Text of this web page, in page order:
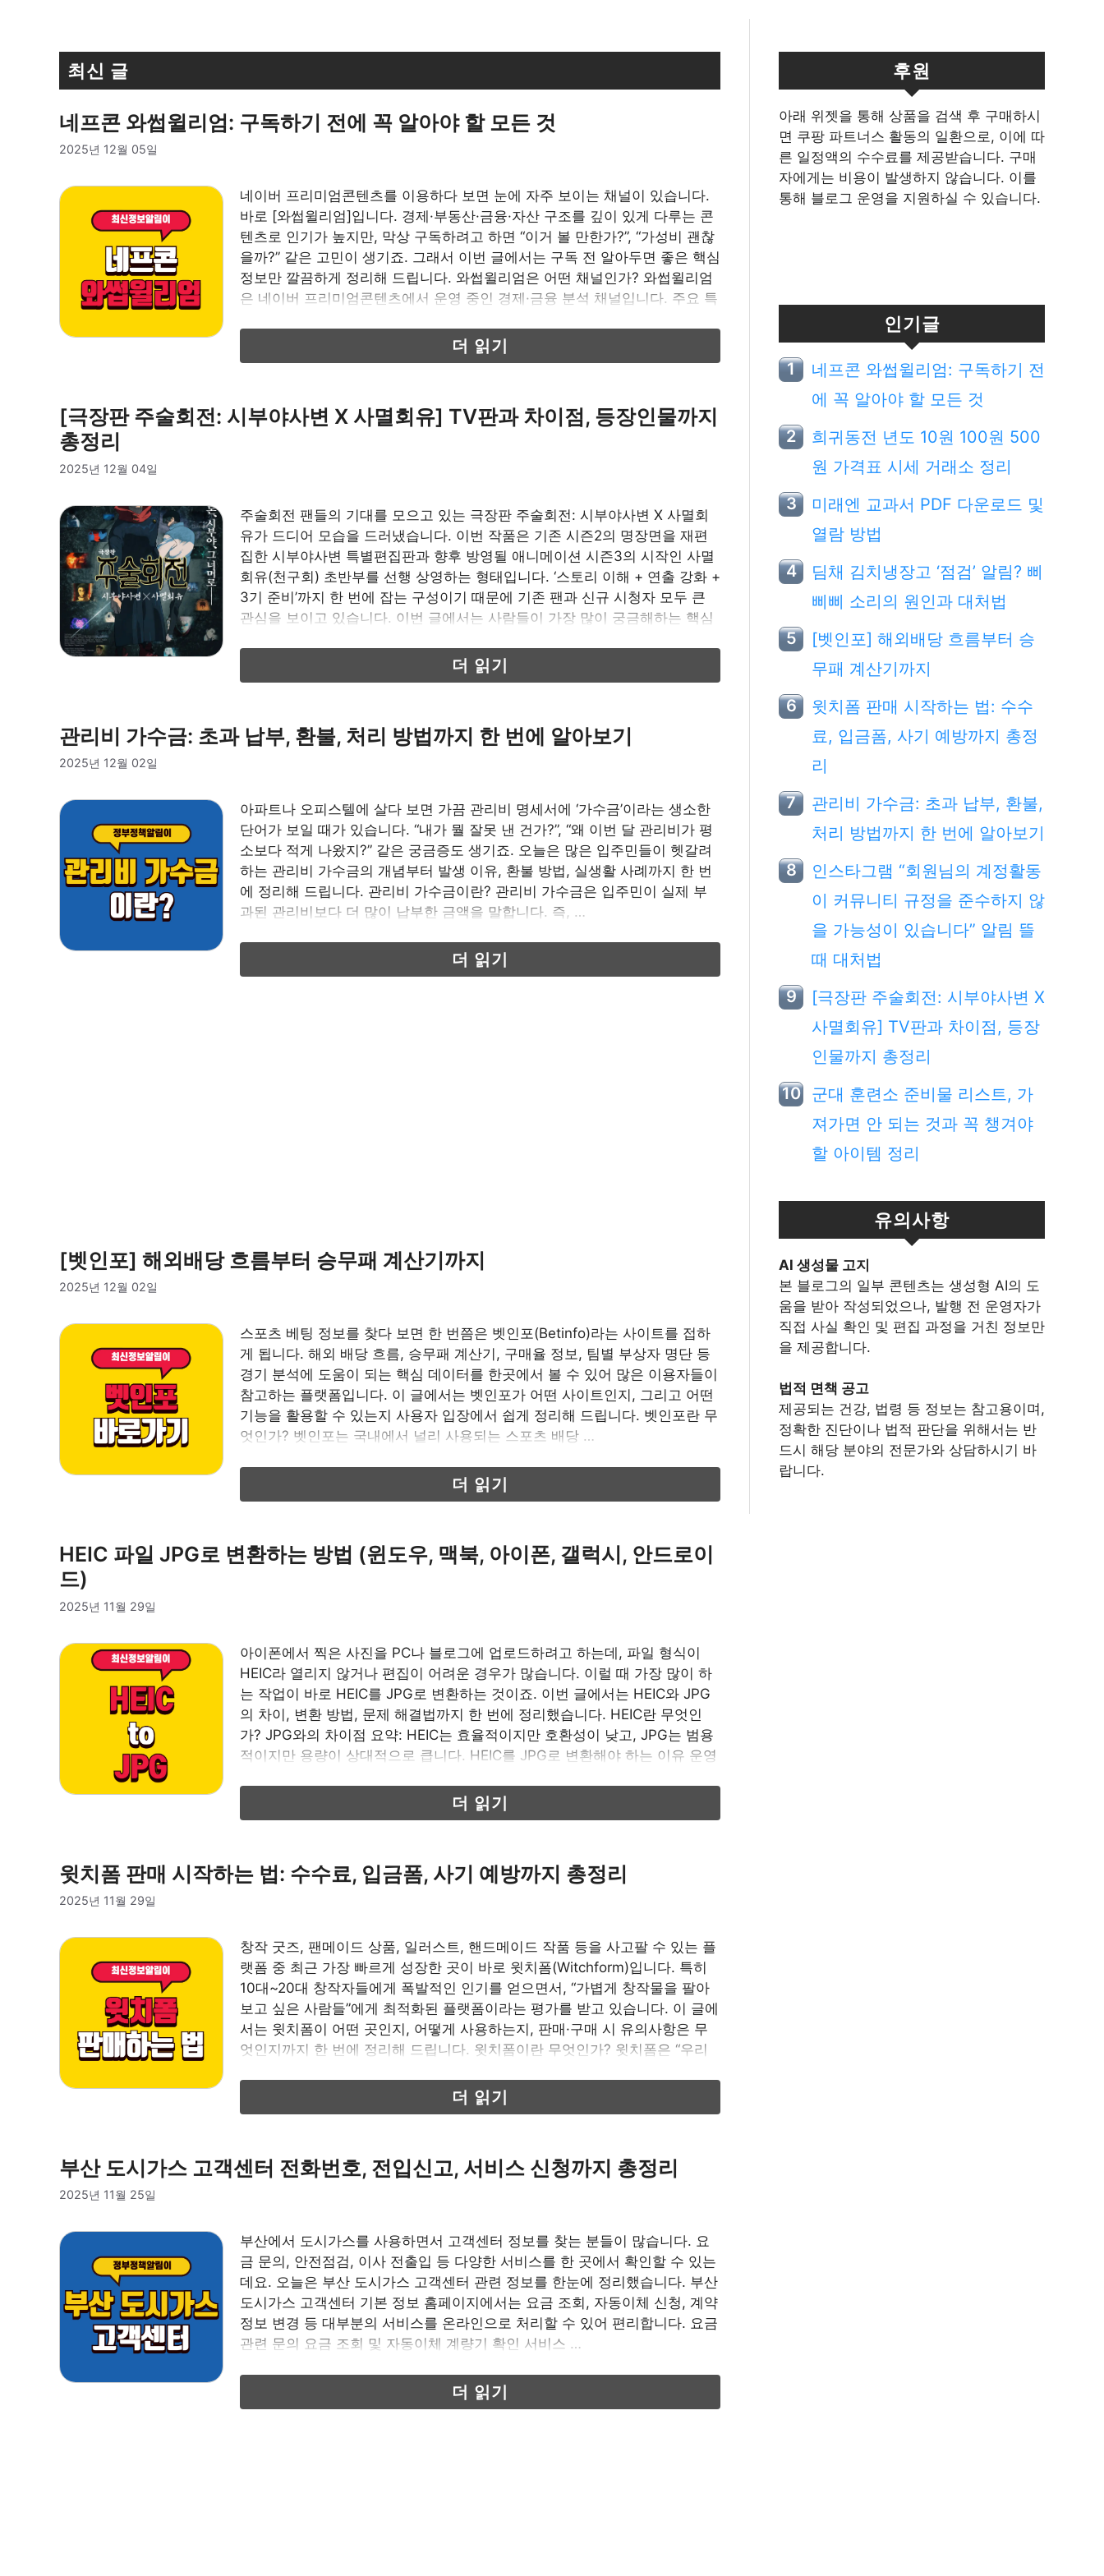
최신 글
네프콘 와썹윌리엄: 구독하기 전에 꼭 알아야 할 모든 것
2025년 12월 05일
네이버 프리미엄콘텐츠를 이용하다 보면 눈에 자주 보이는 채널이 있습니다.
바로 [와썹윌리엄]입니다. 경제·부동산·금융·자산 구조를 깊이 있게 다루는 콘
텐츠로 인기가 높지만, 막상 구독하려고 하면 “이거 볼 만한가?”, “가성비 괜찮
을까?” 같은 고민이 생기죠. 그래서 이번 글에서는 구독 전 알아두면 좋은 핵심
정보만 깔끔하게 정리해 드립니다. 와썹윌리엄은 어떤 채널인가? 와썹윌리엄
은 네이버 프리미엄콘텐츠에서 운영 중인 경제·금융 분석 채널입니다. 주요 특
더 읽기
[극장판 주술회전: 시부야사변 X 사멸회유] TV판과 차이점, 등장인물까지
총정리
2025년 12월 04일
주술회전 팬들의 기대를 모으고 있는 극장판 주술회전: 시부야사변 X 사멸회
유가 드디어 모습을 드러냈습니다. 이번 작품은 기존 시즌2의 명장면을 재편
집한 시부야사변 특별편집판과 향후 방영될 애니메이션 시즌3의 시작인 사멸
회유(천구회) 초반부를 선행 상영하는 형태입니다. ‘스토리 이해 + 연출 강화 +
3기 준비’까지 한 번에 잡는 구성이기 때문에 기존 팬과 신규 시청자 모두 큰
관심을 보이고 있습니다. 이번 글에서는 사람들이 가장 많이 궁금해하는 핵심
더 읽기
관리비 가수금: 초과 납부, 환불, 처리 방법까지 한 번에 알아보기
2025년 12월 02일
아파트나 오피스텔에 살다 보면 가끔 관리비 명세서에 ‘가수금’이라는 생소한
단어가 보일 때가 있습니다. “내가 뭘 잘못 낸 건가?”, “왜 이번 달 관리비가 평
소보다 적게 나왔지?” 같은 궁금증도 생기죠. 오늘은 많은 입주민들이 헷갈려
하는 관리비 가수금의 개념부터 발생 이유, 환불 방법, 실생활 사례까지 한 번
에 정리해 드립니다. 관리비 가수금이란? 관리비 가수금은 입주민이 실제 부
과된 관리비보다 더 많이 납부한 금액을 말합니다. 즉, …
더 읽기
[벳인포] 해외배당 흐름부터 승무패 계산기까지
2025년 12월 02일
스포츠 베팅 정보를 찾다 보면 한 번쯤은 벳인포(Betinfo)라는 사이트를 접하
게 됩니다. 해외 배당 흐름, 승무패 계산기, 구매율 정보, 팀별 부상자 명단 등
경기 분석에 도움이 되는 핵심 데이터를 한곳에서 볼 수 있어 많은 이용자들이
참고하는 플랫폼입니다. 이 글에서는 벳인포가 어떤 사이트인지, 그리고 어떤
기능을 활용할 수 있는지 사용자 입장에서 쉽게 정리해 드립니다. 벳인포란 무
엇인가? 벳인포는 국내에서 널리 사용되는 스포츠 배당 …
더 읽기
HEIC 파일 JPG로 변환하는 방법 (윈도우, 맥북, 아이폰, 갤럭시, 안드로이
드)
2025년 11월 29일
아이폰에서 찍은 사진을 PC나 블로그에 업로드하려고 하는데, 파일 형식이
HEIC라 열리지 않거나 편집이 어려운 경우가 많습니다. 이럴 때 가장 많이 하
는 작업이 바로 HEIC를 JPG로 변환하는 것이죠. 이번 글에서는 HEIC와 JPG
의 차이, 변환 방법, 문제 해결법까지 한 번에 정리했습니다. HEIC란 무엇인
가? JPG와의 차이점 요약: HEIC는 효율적이지만 호환성이 낮고, JPG는 범용
적이지만 용량이 상대적으로 큽니다. HEIC를 JPG로 변환해야 하는 이유 운영
더 읽기
윗치폼 판매 시작하는 법: 수수료, 입금폼, 사기 예방까지 총정리
2025년 11월 29일
창작 굿즈, 팬메이드 상품, 일러스트, 핸드메이드 작품 등을 사고팔 수 있는 플
랫폼 중 최근 가장 빠르게 성장한 곳이 바로 윗치폼(Witchform)입니다. 특히
10대~20대 창작자들에게 폭발적인 인기를 얻으면서, “가볍게 창작물을 팔아
보고 싶은 사람들”에게 최적화된 플랫폼이라는 평가를 받고 있습니다. 이 글에
서는 윗치폼이 어떤 곳인지, 어떻게 사용하는지, 판매·구매 시 유의사항은 무
엇인지까지 한 번에 정리해 드립니다. 윗치폼이란 무엇인가? 윗치폼은 “우리
더 읽기
부산 도시가스 고객센터 전화번호, 전입신고, 서비스 신청까지 총정리
2025년 11월 25일
부산에서 도시가스를 사용하면서 고객센터 정보를 찾는 분들이 많습니다. 요
금 문의, 안전점검, 이사 전출입 등 다양한 서비스를 한 곳에서 확인할 수 있는
데요. 오늘은 부산 도시가스 고객센터 관련 정보를 한눈에 정리했습니다. 부산
도시가스 고객센터 기본 정보 홈페이지에서는 요금 조회, 자동이체 신청, 계약
정보 변경 등 대부분의 서비스를 온라인으로 처리할 수 있어 편리합니다. 요금
관련 문의 요금 조회 및 자동이체 계량기 확인 서비스 …
더 읽기
후원
아래 위젯을 통해 상품을 검색 후 구매하시
면 쿠팡 파트너스 활동의 일환으로, 이에 따
른 일정액의 수수료를 제공받습니다. 구매
자에게는 비용이 발생하지 않습니다. 이를
통해 블로그 운영을 지원하실 수 있습니다.
인기글
네프콘 와썹윌리엄: 구독하기 전
에 꼭 알아야 할 모든 것
희귀동전 년도 10원 100원 500
원 가격표 시세 거래소 정리
미래엔 교과서 PDF 다운로드 및
열람 방법
딤채 김치냉장고 ‘점검’ 알림? 삐
삐삐 소리의 원인과 대처법
[벳인포] 해외배당 흐름부터 승
무패 계산기까지
윗치폼 판매 시작하는 법: 수수
료, 입금폼, 사기 예방까지 총정
리
관리비 가수금: 초과 납부, 환불,
처리 방법까지 한 번에 알아보기
인스타그램 “회원님의 계정활동
이 커뮤니티 규정을 준수하지 않
을 가능성이 있습니다” 알림 뜰
때 대처법
[극장판 주술회전: 시부야사변 X
사멸회유] TV판과 차이점, 등장
인물까지 총정리
군대 훈련소 준비물 리스트, 가
져가면 안 되는 것과 꼭 챙겨야
할 아이템 정리
유의사항
Al 생성물 고지
본 블로그의 일부 콘텐츠는 생성형 AI의 도
움을 받아 작성되었으나, 발행 전 운영자가
직접 사실 확인 및 편집 과정을 거친 정보만
을 제공합니다.
법적 면책 공고
제공되는 건강, 법령 등 정보는 참고용이며,
정확한 진단이나 법적 판단을 위해서는 반
드시 해당 분야의 전문가와 상담하시기 바
랍니다.